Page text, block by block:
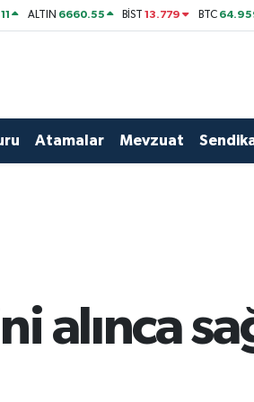
ALTIN 6660.55 BİST13.779 BTC
Atamalar Mevzuat
alınca